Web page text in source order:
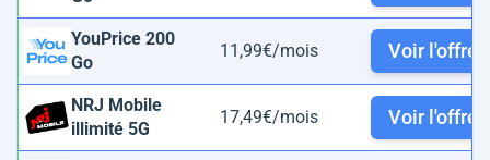
YouPrice 200
Go
11,99€/mois Voir l'offre
NRJ Mobile
illimité 5G
17,49€/mois Voir l'offre